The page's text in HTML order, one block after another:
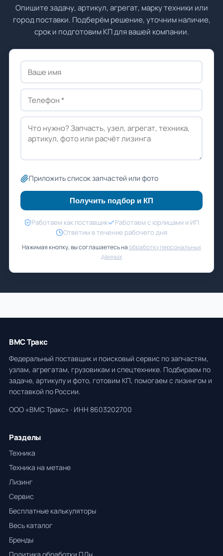
Опишите задачу, артикул, агрегат, марку техники или
город поставки. Подберём решение, уточним наличие,
срок и подготовим КП для вашей компании.
Приложить список запчастей или фото
Получить подбор и КП
Работаем как поставщик
Работаем с юрлицами и ИП
Ответим в течение рабочего дня
Нажимая кнопку, вы соглашаетесь наобработку персональных
данных
ВМС Тракс
Федеральный поставщик и поисковый сервис по запчастям,
узлам, агрегатам, грузовикам и спецтехнике. Подбираем по
задаче, артикулу и фото, готовим КП, помогаем с лизингом и
поставкой по России.
ООО «ВМС Тракс» · ИНН 8603202700
Разделы
Техника
Техника на метане
Лизинг
Сервис
Бесплатные калькуляторы
Весь каталог
Бренды